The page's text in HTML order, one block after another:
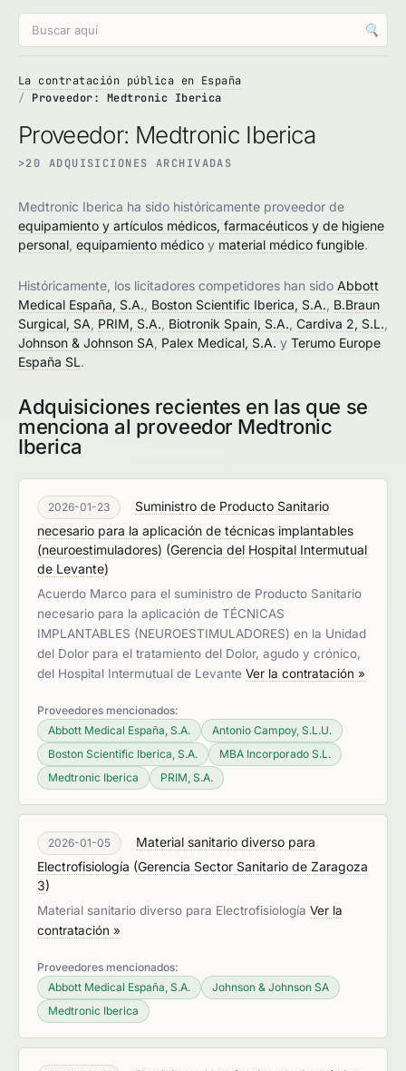
🔍
La contratación pública en España
Proveedor: Medtronic Iberica
Proveedor: Medtronic Iberica
>20 ADQUISICIONES ARCHIVADAS
Medtronic Iberica ha sido históricamente proveedor de
equipamiento y artículos médicos, farmacéuticos y de higiene
personal equipamiento médico y material médico fungible.
Históricamente, los licitadores competidores han sido Abbott
Medical España, S.A. Boston Scientific Iberica, S.A. B.Braun
Surgical, SA PRIM, S.A. Biotronik Spain, S.A. Cardiva 2, S.L.
Johnson & Johnson SA Palex Medical, S.A. y Terumo Europe
España SL.
Adquisiciones recientes en las que se
menciona al proveedor Medtronic
Iberica
2026-01-23
Suministro de Producto Sanitario
necesario para la aplicación de técnicas implantables
(neuroestimuladores) (Gerencia del Hospital Intermutual
de Levante)
Acuerdo Marco para el suministro de Producto Sanitario
necesario para la aplicación de TÉCNICAS
IMPLANTABLES (NEUROESTIMULADORES) en la Unidad
del Dolor para el tratamiento del Dolor, agudo y crónico,
del Hospital Intermutual de Levante Ver la contratación »
Proveedores mencionados:
Abbott Medical España, S.A.
Antonio Campoy, S.L.U.
Boston Scientific Iberica, S.A.
MBA Incorporado S.L.
Medtronic Iberica
PRIM, S.A.
2026-01-05
Material sanitario diverso para
Electrofisiología (Gerencia Sector Sanitario de Zaragoza
3)
Material sanitario diverso para Electrofisiología Ver la
contratación »
Proveedores mencionados:
Abbott Medical España, S.A.
Johnson & Johnson SA
Medtronic Iberica